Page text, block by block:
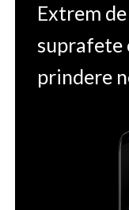
Extrem
suprafete
prindere